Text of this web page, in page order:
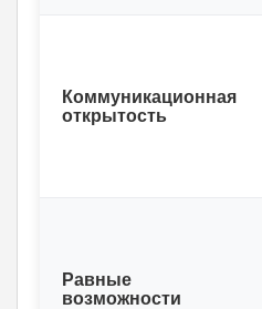
Коммуникационная
открытость
Равные
возможности